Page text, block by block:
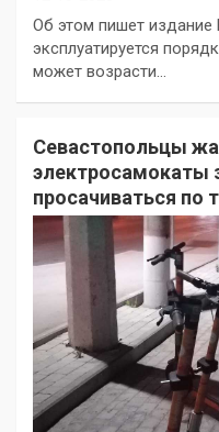
Об этом пишет издание
эксплуатируется
может возрасти…
Севастопольцы
электросамокаты
просачиваться по